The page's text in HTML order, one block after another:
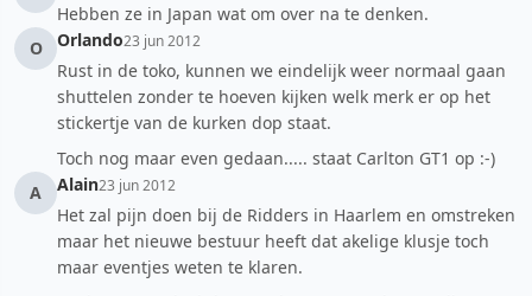
Hebben ze in Japan wat om over na te denken.
O
Orlando23 jun 2012
Rust in de toko, kunnen we eindelijk weer normaal gaan
shuttelen zonder te hoeven kijken welk merk er op het
stickertje van de kurken dop staat.
Toch nog maar even gedaan..... staat Carlton GT1 op :-)
A
Alain23 jun 2012
Het zal pijn doen bij de Ridders in Haarlem en omstreken
maar het nieuwe bestuur heeft dat akelige klusje toch
maar eventjes weten te klaren.